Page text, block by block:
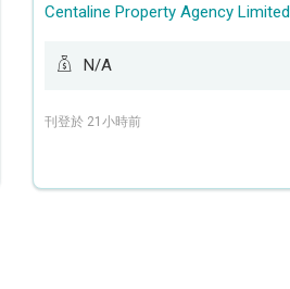
Centaline Property Agency Limited
N/A
刊登於 21小時前